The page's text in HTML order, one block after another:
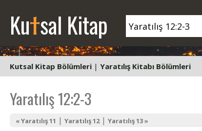
Kutsal Kitap
Kutsal Kitap Bölümleri | Yaratılış Kitabı Bölümleri
Yaratılış 12:2-3
« Yaratılış 11 | Yaratılış 12| Yaratılış 13 »